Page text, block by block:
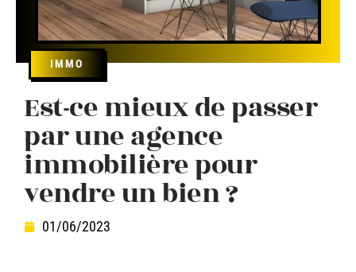
IMMO
Est-ce mieux de passer
par une agence
immobilière pour
vendre un bien ?
01/06/2023